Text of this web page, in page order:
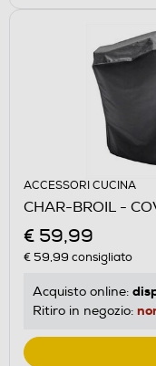
ACCESSORI CUCINA
CHAR-BROIL -
€ 59,99
€ 59,99 consigliato
Acquisto online:
Ritiro in negozio: